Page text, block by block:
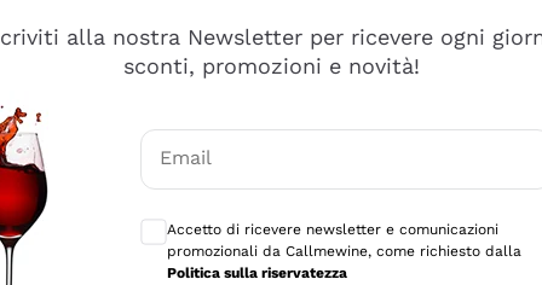
è male ma secondo me ci sono alternative che
alla nostra Newsletter per ricevere ogni
sconti, promozioni e novità!
Email
Accetto di ricevere newsletter e comunicazioni
promozionali da Callmewine, come richiesto dalla
Politica sulla riservatezza